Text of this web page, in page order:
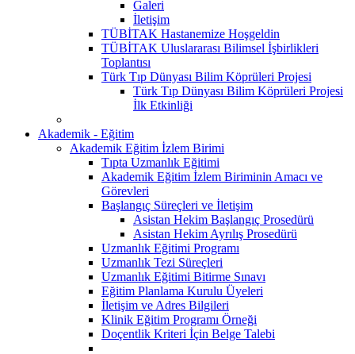
Galeri
İletişim
TÜBİTAK Hastanemize Hoşgeldin
TÜBİTAK Uluslararası Bilimsel İşbirlikleri
Toplantısı
Türk Tıp Dünyası Bilim Köprüleri Projesi
Türk Tıp Dünyası Bilim Köprüleri Projesi
İlk Etkinliği
Akademik - Eğitim
Akademik Eğitim İzlem Birimi
Tıpta Uzmanlık Eğitimi
Akademik Eğitim İzlem Biriminin Amacı ve
Görevleri
Başlangıç Süreçleri ve İletişim
Asistan Hekim Başlangıç Prosedürü
Asistan Hekim Ayrılış Prosedürü
Uzmanlık Eğitimi Programı
Uzmanlık Tezi Süreçleri
Uzmanlık Eğitimi Bitirme Sınavı
Eğitim Planlama Kurulu Üyeleri
İletişim ve Adres Bilgileri
Klinik Eğitim Programı Örneği
Doçentlik Kriteri İçin Belge Talebi